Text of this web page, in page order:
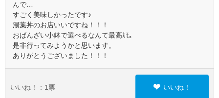
んで…
すごく美味しかったです♪
湯葉丼のお店いいですね！！！
おばんざい小鉢で選べるなんて最高ｶﾓ。
是非行ってみようかと思います。
ありがとうございました！！！
いいね！： 1 票 いいね！